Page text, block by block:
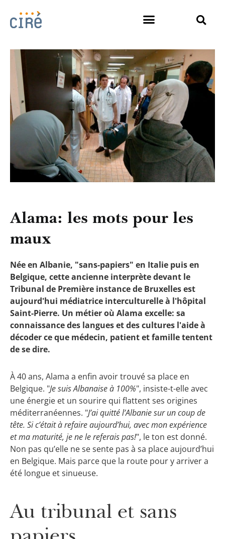
Alama: les mots pour les
maux
Née en Albanie, "sans-papiers" en Italie puis en
Belgique, cetteancienne interprète devant le
Tribunal de Première instance de Bruxelles est
aujourd'hui médiatrice interculturelle à l'hôpital
Saint-Pierre. Un métier où Alama excelle: sa
connaissance des langues et des cultures l'aide à
décoder ce que médecin, patient et famille tentent
de se dire.
À 40 ans, Alama a enfin avoir trouvé sa place en
Belgique. "Je suis Albanaise à 100%", insiste-t-elle avec
une énergie et un sourire qui flattent ses origines
méditerranéennes. "J’ai quitté l’Albanie sur un coup de
tête. Si c’était à refaire aujourd’hui, avec mon expérience
et ma maturité, je ne le referais pas!", le ton est donné.
Non pas qu’elle ne se sente pas à sa place aujourd’hui
en Belgique. Mais parce que la route pour y arriver a
été longue et sinueuse.
Au tribunal et sans